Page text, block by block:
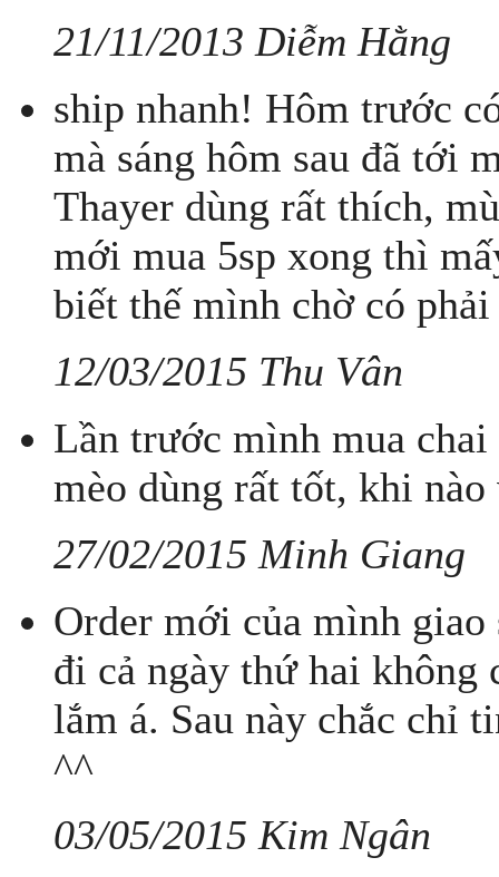
21/11/2013 Diễm Hằng
ship nhanh! Hôm trước
mà sáng hôm sau đã tới
Thayer dùng rất thích,
mới mua 5sp xong thì
biết thế mình chờ có
12/03/2015 Thu Vân
Lần trước mình mua
mèo dùng rất tốt, khi
27/02/2015 Minh Giang
Order mới của mình
đi cả ngày thứ hai không
lắm á. Sau này chắc chỉ
^^
03/05/2015 Kim Ngân